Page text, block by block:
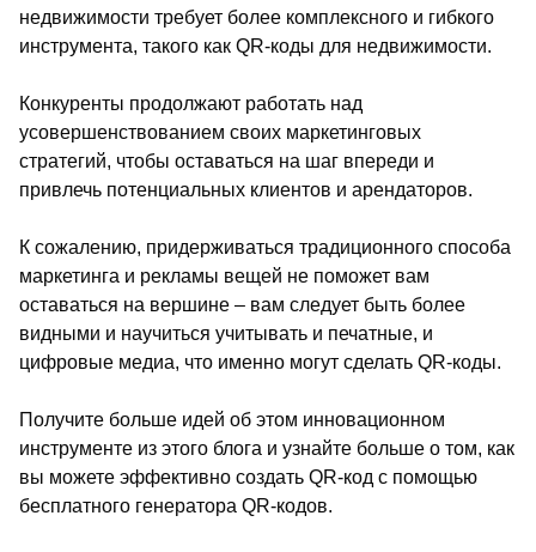
недвижимости требует более комплексного и гибкого
инструмента, такого как QR-коды для недвижимости.
Конкуренты продолжают работать над
усовершенствованием своих маркетинговых
стратегий, чтобы оставаться на шаг впереди и
привлечь потенциальных клиентов и арендаторов.
К сожалению, придерживаться традиционного способа
маркетинга и рекламы вещей не поможет вам
оставаться на вершине – вам следует быть более
видными и научиться учитывать и печатные, и
цифровые медиа, что именно могут сделать QR-коды.
Получите больше идей об этом инновационном
инструменте из этого блога и узнайте больше о том, как
вы можете эффективно создать QR-код с помощью
бесплатного генератора QR-кодов.